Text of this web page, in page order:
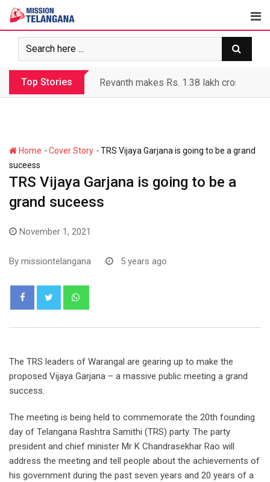
Skip
content
Top Stories Revanth government’s apathy
Home -Cover Story -TRS Vijaya Garjana is going to be a grand
suceess
TRS Vijaya Garjana is going to be a
grand suceess
November 1, 2021
By missiontelangana 5 years ago
The TRS leaders of Warangal are gearing up to make the
proposed Vijaya Garjana – a massive public meeting a grand
success.
The meeting is being held to commemorate the 20th founding
day of Telangana Rashtra Samithi (TRS) party. The party
president and chief minister Mr K Chandrasekhar Rao will
address the meeting and tell people about the achievements of
his government during the past seven years and 20 years of a